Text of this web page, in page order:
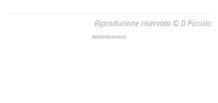
Riproduzione riservata © Il Piccolo